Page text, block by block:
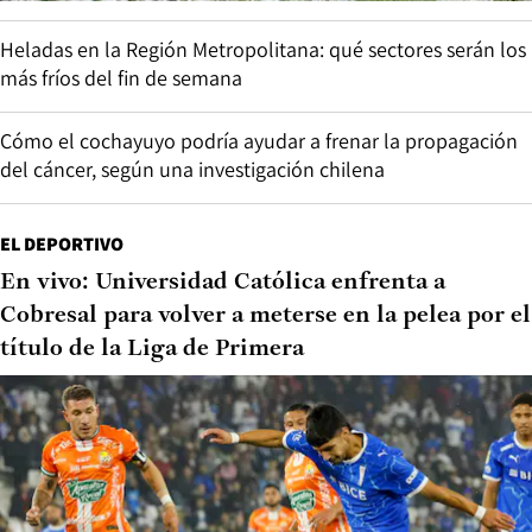
Heladas en la Región Metropolitana: qué sectores serán los
más fríos del fin de semana
Cómo el cochayuyo podría ayudar a frenar la propagación
del cáncer, según una investigación chilena
EL DEPORTIVO
En vivo: Universidad Católica enfrenta a
Cobresal para volver a meterse en la pelea por el
título de la Liga de Primera